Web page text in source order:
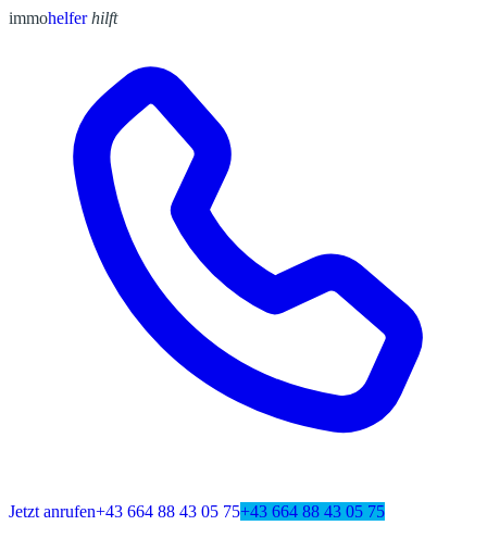
immohelfer hilft
Jetzt anrufen+43 664 88 43 05 75+43 664 88 43 05 75